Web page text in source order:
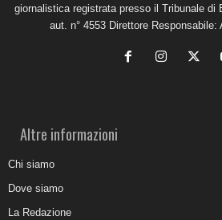
giornalistica registrata presso il Tribunale di
aut. n° 4553 Direttore Responsabile:
Altre informazioni
Chi siamo
Dove siamo
La Redazione